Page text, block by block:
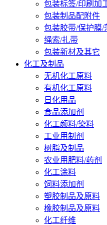
包装标签/印刷加
包装制品配附件
包装胶带/保护膜/
绳索/扎带
包装新材及其它
化工及制品
无机化工原料
有机化工原料
日化用品
食品添加剂
化工颜料/染料
工业用制剂
树脂及制品
农业用肥料/药剂
化工涂料
饲料添加剂
塑胶制品及原料
橡胶制品及原料
化工纤维